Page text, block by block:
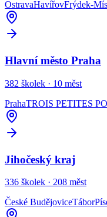
OstravaHavířovFrýdek-
Hlavní město Praha
382 školek · 10 měst
PrahaTROIS PETITES
Jihočeský kraj
336 školek · 208 měst
České BudějoviceTábor